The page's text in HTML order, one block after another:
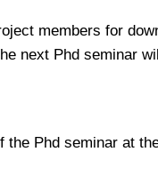
members for
next Phd seminar
the Phd seminar at